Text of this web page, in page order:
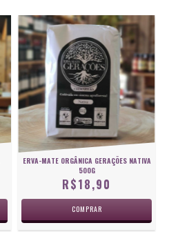
ERVA-MATE ORGÂNICA GERAÇÕES NATIVA
500G
R$18,90